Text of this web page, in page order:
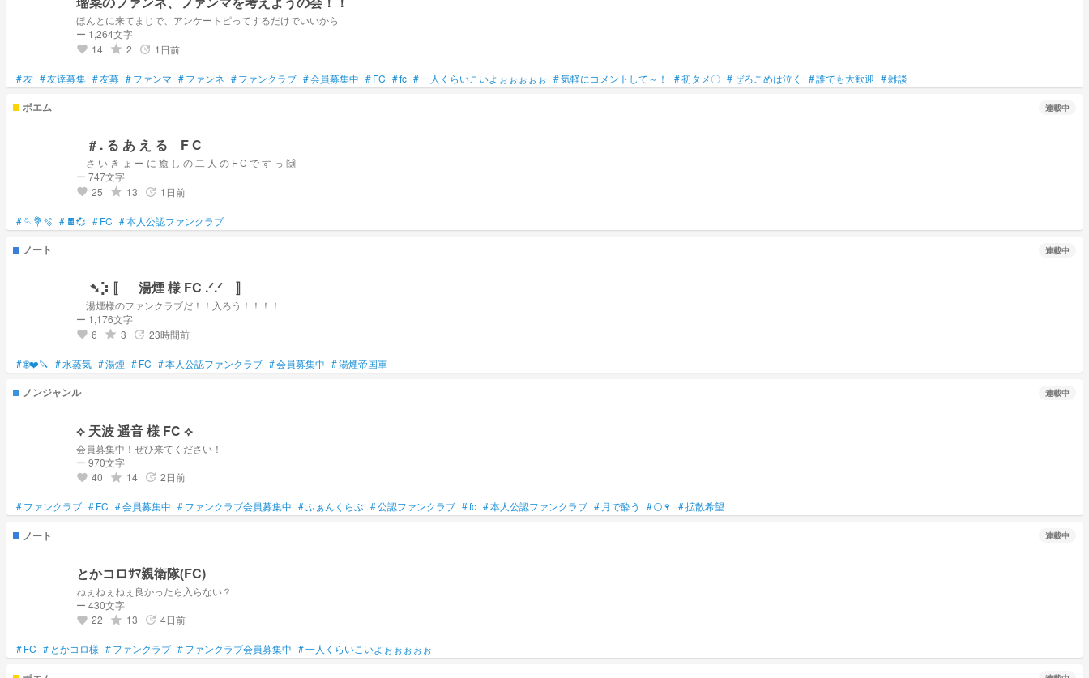
ほんとに来てまじで、アンケートピってするだけでいいから
ー 1,264文字
favorite 14 grade 2 update 1日前
#友 #友達募集 #友募 #ファンマ #ファンネ #ファンクラブ #会員募集中 #FC #fc #一人くらいこいよぉぉぉぉぉ #気軽にコメントして～！ #初タメ〇 #ぜろこめは泣く #誰でも大歓迎 #雑談
ポエム 連載中
# . る あ え る F C
さ い き ょ ー に 癒 し の 二 人 の F C で す っ 🙌
ー 747文字
favorite 25 grade 13 update 1日前
#🪡💐🫧 # 🍫💞 #FC #本人公認ファンクラブ
ノート 連載中
➴⡱ 〚 湯煙 様 FC .ᐟ.ᐟ 〛
湯煙様のファンクラブだ！！入ろう！！！！
ー 1,176文字
favorite 6 grade 3 update 23時間前
#🌐❤️🔪 #水蒸気 #湯煙 #FC #本人公認ファンクラブ #会員募集中 #湯煙帝国軍
ノンジャンル 連載中
︎︎⟡ 天波 遥音 様 FC ︎︎⟡
会員募集中！ぜひ来てください！
ー 970文字
favorite 40 grade 14 update 2日前
#ファンクラブ #FC #会員募集中 #ファンクラブ会員募集中 #ふぁんくらぶ #公認ファンクラブ #fc #本人公認ファンクラブ # 月で酔う #🌕🍷 #拡散希望
ノート 連載中
とかコロｻﾏ親衛隊(FC)
ねぇねぇねぇ良かったら入らない？
ー 430文字
favorite 22 grade 13 update 4日前
#FC # とかコロ様 #ファンクラブ #ファンクラブ会員募集中 #一人くらいこいよぉぉぉぉぉ